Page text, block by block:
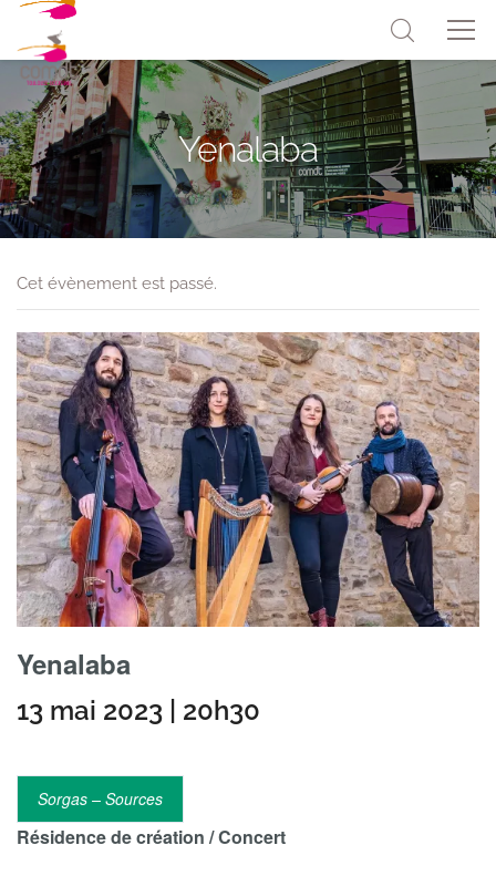
Yenalaba
Cet évènement est passé.
Yenalaba
13 mai 2023 | 20h30
Sorgas – Sources
Résidence de création / Concert